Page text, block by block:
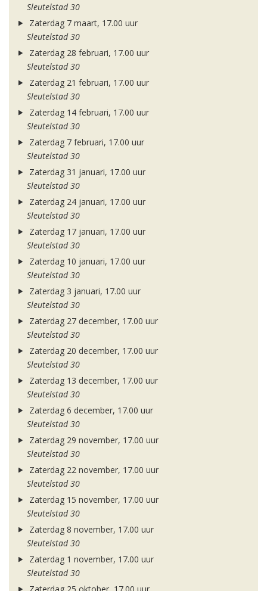
Sleutelstad 30
Zaterdag 7 maart, 17.00 uur
Sleutelstad 30
Zaterdag 28 februari, 17.00 uur
Sleutelstad 30
Zaterdag 21 februari, 17.00 uur
Sleutelstad 30
Zaterdag 14 februari, 17.00 uur
Sleutelstad 30
Zaterdag 7 februari, 17.00 uur
Sleutelstad 30
Zaterdag 31 januari, 17.00 uur
Sleutelstad 30
Zaterdag 24 januari, 17.00 uur
Sleutelstad 30
Zaterdag 17 januari, 17.00 uur
Sleutelstad 30
Zaterdag 10 januari, 17.00 uur
Sleutelstad 30
Zaterdag 3 januari, 17.00 uur
Sleutelstad 30
Zaterdag 27 december, 17.00 uur
Sleutelstad 30
Zaterdag 20 december, 17.00 uur
Sleutelstad 30
Zaterdag 13 december, 17.00 uur
Sleutelstad 30
Zaterdag 6 december, 17.00 uur
Sleutelstad 30
Zaterdag 29 november, 17.00 uur
Sleutelstad 30
Zaterdag 22 november, 17.00 uur
Sleutelstad 30
Zaterdag 15 november, 17.00 uur
Sleutelstad 30
Zaterdag 8 november, 17.00 uur
Sleutelstad 30
Zaterdag 1 november, 17.00 uur
Sleutelstad 30